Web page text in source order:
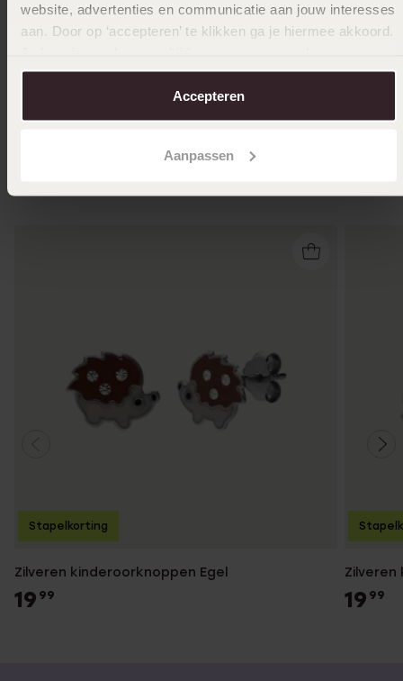
website, advertenties en communicatie aan jouw interesses
aan. Door op ‘accepteren’ te klikken ga je hiermee akkoord.
over in onscookiebeleid.
Accepteren
Aanpassen
0.20ct H101
Zilveren kinderoorknoppen Egel
19 99
Stapelkorting
19 99